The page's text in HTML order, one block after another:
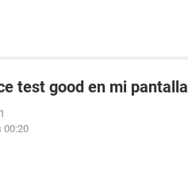
test good en mi pantalla
00:20